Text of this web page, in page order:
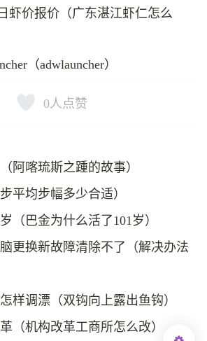
虾价报价（广东湛江虾仁怎么
（adwlauncher）
0人点赞
阿喀琉斯之踵的故事）
平均步幅多少合适）
（巴金为什么活了101岁）
更换新故障清除不了（解决办法
样调漂（双钩向上露出鱼钩）
（机构改革工商所怎么改）